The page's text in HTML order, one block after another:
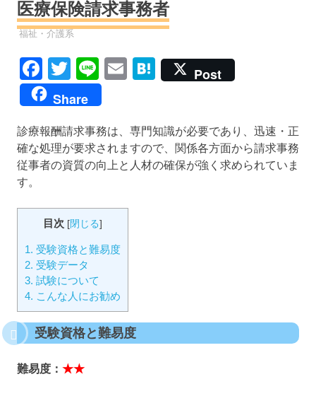
医療保険請求事務者
資格
福祉・介護系
Facebook
Twitter
LineEmailHatena
Post
Share
診療報酬請求事務は、専門知識が必要であり、迅速・正
確な処理が要求されますので、関係各方面から請求事務
従事者の資質の向上と人材の確保が強く求められていま
す。
目次 [閉じる]
1. 受験資格と難易度
2. 受験データ
3. 試験について
4. こんな人にお勧め
受験資格と難易度
難易度： ★★